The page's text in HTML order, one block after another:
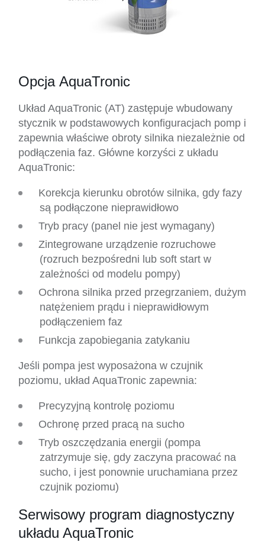
Opcja AquaTronic
Układ AquaTronic (AT) zastępuje wbudowany
stycznik w podstawowych konfiguracjach pomp i
zapewnia właściwe obroty silnika niezależnie od
podłączenia faz. Główne korzyści z układu
AquaTronic:
Korekcja kierunku obrotów silnika, gdy fazy
są podłączone nieprawidłowo
Tryb pracy (panel nie jest wymagany)
Zintegrowane urządzenie rozruchowe
(rozruch bezpośredni lub soft start w
zależności od modelu pompy)
Ochrona silnika przed przegrzaniem, dużym
natężeniem prądu i nieprawidłowym
podłączeniem faz
Funkcja zapobiegania zatykaniu
Jeśli pompa jest wyposażona w czujnik
poziomu, układ AquaTronic zapewnia:
Precyzyjną kontrolę poziomu
Ochronę przed pracą na sucho
Tryb oszczędzania energii (pompa
zatrzymuje się, gdy zaczyna pracować na
sucho, i jest ponownie uruchamiana przez
czujnik poziomu)
Serwisowy program diagnostyczny
układu AquaTronic